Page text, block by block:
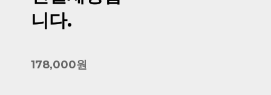
니다.
178,000원